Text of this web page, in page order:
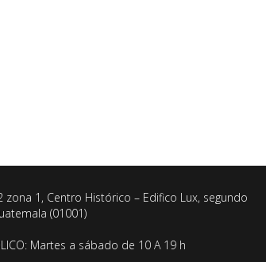
zona 1, Centro Histórico – Edifico Lux, segundo
(01001)
Martes a sábado de 10 A 19 h